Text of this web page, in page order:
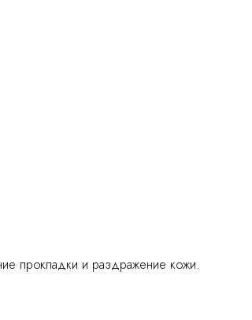
прокладки и раздражение кожи.